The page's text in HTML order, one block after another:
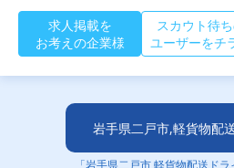
求人掲載を
お考えの企業様
スカウト待
ユーザーをチ
岩手県二戸市,軽貨物配
「岩手県二戸市,軽貨物配送ド